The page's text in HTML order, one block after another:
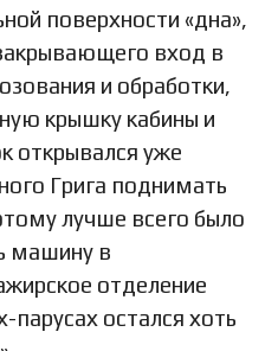
поверхности «дна»,
вход в
и обработки,
крышку кабины и
открывался уже
Грига поднимать
лучше всего было
машину в
отделение
остался хоть